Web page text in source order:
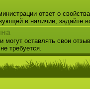
ответ о
в наличии, задайте
могут оставлять свои
требуется.